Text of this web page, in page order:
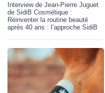
Interview de Jean-Pierre Juguet
de SidiB Cosmétique :
Réinventer la routine beauté
après 40 ans : l’approche SidiB